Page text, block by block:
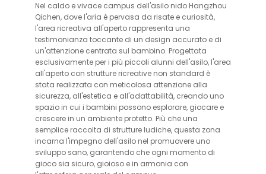
Nel caldo e vivace campus dell'asilo nido Hangzhou
Qichen, dove l'aria è pervasa da risate e curiosità,
l'area ricreativa all'aperto rappresenta una
testimonianza toccante di un design accurato e di
un'attenzione centrata sul bambino. Progettata
esclusivamente per i più piccoli alunni dell'asilo, l'area
all'aperto con strutture ricreative non standard è
stata realizzata con meticolosa attenzione alla
sicurezza, all'estetica e all'adattabilità, creando uno
spazio in cui i bambini possono esplorare, giocare e
crescere in un ambiente protetto. Più che una
semplice raccolta di strutture ludiche, questa zona
incarna l'impegno dell'asilo nel promuovere uno
sviluppo sano, garantendo che ogni momento di
gioco sia sicuro, gioioso e in armonia con